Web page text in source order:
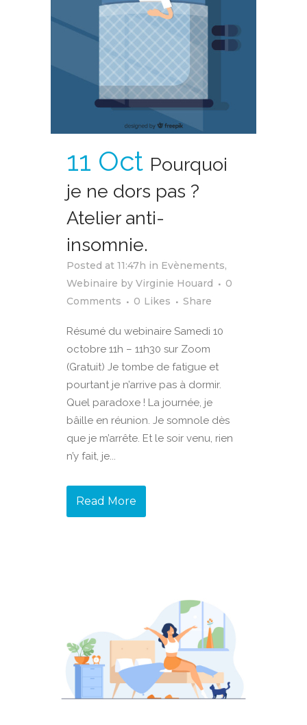
11 Oct Pourquoi
je ne dors pas ?
Atelier anti-
insomnie.
Posted at 11:47h in Evènements,
Webinaire by Virginie Houard
0
Comments
0 Likes Share
Résumé du webinaire Samedi 10
octobre 11h – 11h30 sur Zoom
(Gratuit) Je tombe de fatigue et
pourtant je n’arrive pas à dormir.
Quel paradoxe ! La journée, je
bâille en réunion. Je somnole dès
que je m’arrête. Et le soir venu, rien
n’y fait, je...
Read More